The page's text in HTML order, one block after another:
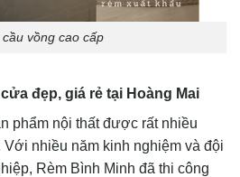
cầu vồng cao cấp
đẹp, giá rẻ tại Hoàng Mai
phẩm nội thất được rất nhiều
nhiều năm kinh nghiệm và đội
Rèm Bình Minh đã thi công